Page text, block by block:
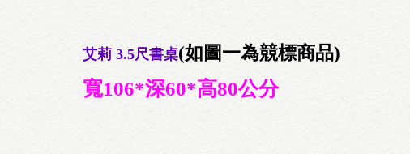
艾莉 3.5尺書桌(如圖一為競標商品)
寬106*深60*高80公分